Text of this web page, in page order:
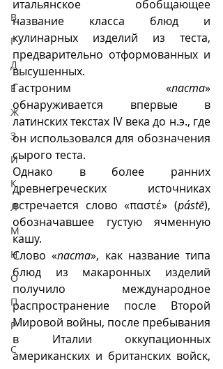
В
Г
Д
Е
Ж
З
И
К
Л
М
Н
О
П
Р
С
итальянское обобщающее
название класса блюд и
кулинарных изделий из теста,
предварительно отформованных и
высушенных.
Гастроним «паста»
обнаруживается впервые в
латинских текстах IV века до н.э., где
он использовался для обозначения
сырого теста.
Однако в более ранних
древнегреческих источниках
встречается слово «παστέ» (pástē),
обозначавшее густую ячменную
кашу.
Слово «паста», как название типа
блюд из макаронных изделий
получило международное
распространение после Второй
Мировой войны, после пребывания
в Италии оккупационных
американских и британских войск,